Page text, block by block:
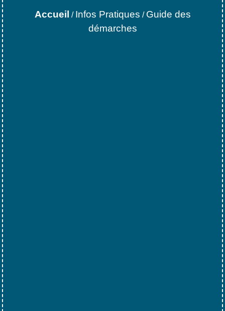
Accueil / Infos Pratiques / Guide des
démarches